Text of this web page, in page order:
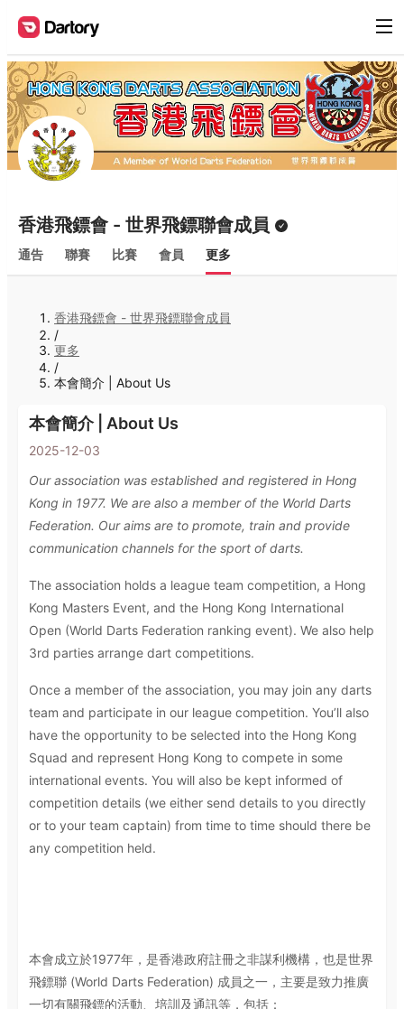
香港飛鏢會 - 世界飛鏢聯會成員
通告 聯賽 比賽 會員 更多
香港飛鏢會 - 世界飛鏢聯會成員
/
更多
/
本會簡介 | About Us
本會簡介 | About Us
2025-12-03
Our association was established and registered in Hong
Kong in 1977. We are also a member of the World Darts
Federation. Our aims are to promote, train and provide
communication channels for the sport of darts.
The association holds a league team competition, a Hong
Kong Masters Event, and the Hong Kong International
Open (World Darts Federation ranking event). We also help
3rd parties arrange dart competitions.
Once a member of the association, you may join any darts
team and participate in our league competition. You’ll also
have the opportunity to be selected into the Hong Kong
Squad and represent Hong Kong to compete in some
international events. You will also be kept informed of
competition details (we either send details to you directly
or to your team captain) from time to time should there be
any competition held.
本會成立於1977年，是香港政府註冊之非謀利機構，也是世界
飛鏢聯 (World Darts Federation) 成員之一，主要是致力推廣
一切有關飛鏢的活動、培訓及通訊等，包括：